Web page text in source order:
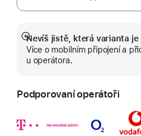
Nevíš jistě, která varianta je
Více o mobilním připojení a
u operátora.
Zobrazit
více
Podporovaní operátoři